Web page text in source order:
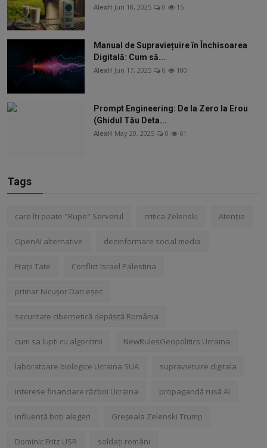
AlexH Jun 18, 2025 0 15
Manual de Supraviețuire în Închisoarea
Digitală: Cum să...
AlexH Jun 17, 2025 0 180
Prompt Engineering: De la Zero la Erou
(Ghidul Tău Deta...
AlexH May 20, 2025 0 61
Tags
care îți poate "Rupe" Serverul critica Zelenski Atenție
OpenAI alternative dezinformare social media
Frații Tate Conflict Israel Palestina
primar Nicușor Dan eșec
securitate cibernetică depășită România
cum sa lupti cu algoritmii NewRulesGeopolitics Ucraina
laboratoare biologice Ucraina SUA supravietuire digitala
Interese financiare război Ucraina propagandă rusă AI
influență boți alegeri Greșeala Zelenski Trump
Dominic Fritz USR soldați români